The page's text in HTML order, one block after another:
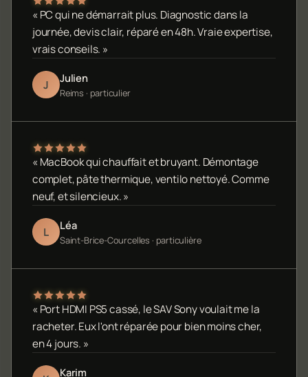
« PC qui ne démarrait plus. Diagnostic dans la
journée, devis clair, réparé en 48h. Vraie expertise,
vrais conseils. »
J Julien
Reims · particulier
« MacBook qui chauffait et bruyant. Démontage
complet, pâte thermique, ventilo nettoyé. Comme
neuf, et silencieux. »
L Léa
Saint-Brice-Courcelles · particulière
« Port HDMI PS5 cassé, le SAV Sony voulait me la
racheter. Eux l'ont réparée pour bien moins cher,
en 4 jours. »
Karim